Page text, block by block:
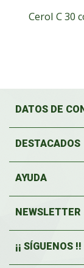
Cerol C 30
DATOS DE
DESTACADOS
AYUDA
NEWSLETTER
¡¡ SÍGUENOS !!